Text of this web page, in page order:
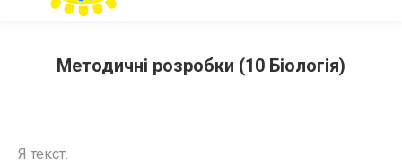
Методичні розробки (10 Біологія)
Я текст.